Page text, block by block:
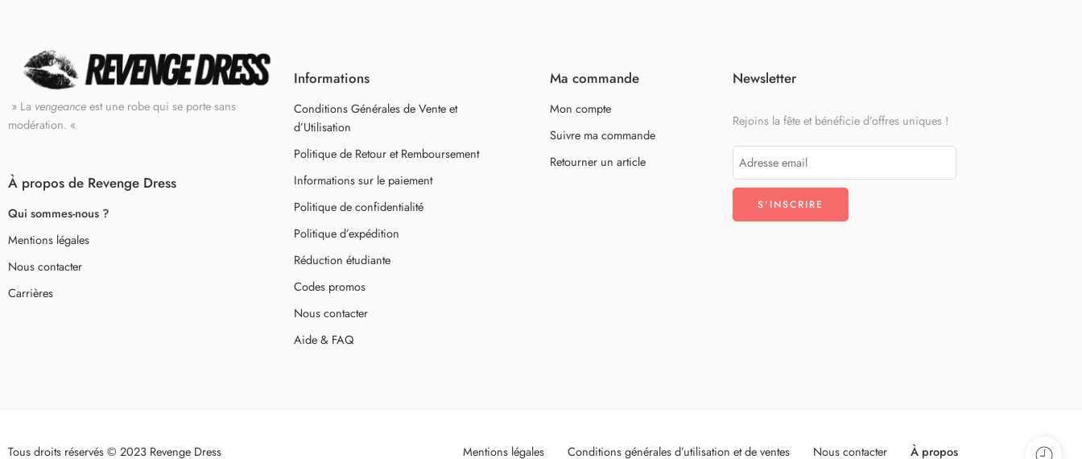
» La vengeanceest une robe qui se porte sans
modération. «
À propos de Revenge Dress
Qui sommes-nous ?
Mentions légales
Nous contacter
Carrières
Informations
Conditions Générales de Vente et
d’Utilisation
Politique de Retour et Remboursement
Informations sur le paiement
Politique de confidentialité
Politique d’expédition
Réduction étudiante
Codes promos
Nous contacter
Aide & FAQ
Ma commande
Mon compte
Suivre ma commande
Retourner un article
Newsletter
Rejoins la fête et bénéficie d’offres uniques !
Tous droits réservés © 2023 Revenge Dress Mentions légales Conditions générales d’utilisation et de ventes Nous contacter À propos